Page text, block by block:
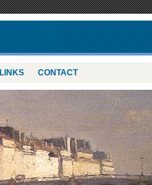
LINKS CONTACT